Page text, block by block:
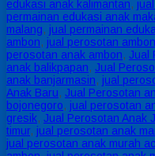
edukasi anak kalimantan,
permainan edukasi anak
malang, jual permainan
ambon, jual perosotan
perosotan anak ambon, Jual
anak balikpapan, Jual
anak banjarmasin, jual
Anak Baru, Jual Perosotan
bojonegoro, jual perosotan
gresik, Jual Perosotan Anak
timur, jual perosotan anak
jual perosotan anak murah